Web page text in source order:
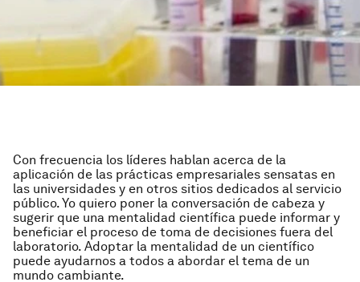
Con frecuencia los líderes hablan acerca de la
aplicación de las prácticas empresariales sensatas en
las universidades y en otros sitios dedicados al servicio
público. Yo quiero poner la conversación de cabeza y
sugerir que una mentalidad científica puede informar y
beneficiar el proceso de toma de decisiones fuera del
laboratorio. Adoptar la mentalidad de un científico
puede ayudarnos a todos a abordar el tema de un
mundo cambiante.